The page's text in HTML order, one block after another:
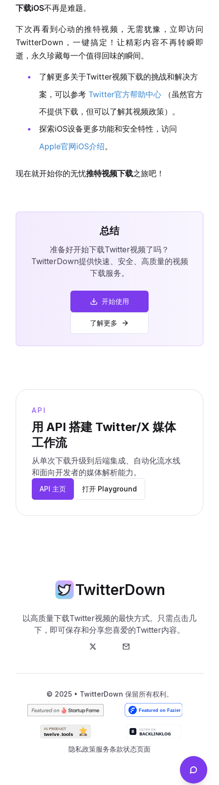
下载iOS不再是难题。
下次再看到心动的推特视频，无需犹豫，立即访问
TwitterDown，一键搞定！让精彩内容不再转瞬即
逝，永久珍藏每一个值得回味的瞬间。
了解更多关于Twitter视频下载的挑战和解决方
案，可以参考 Twitter官方帮助中心 （虽然官方
不提供下载，但可以了解其视频政策）。
探索iOS设备更多功能和安全特性，访问
Apple官网iOS介绍。
现在就开始你的无忧推特视频下载之旅吧！
总结
准备好开始下载Twitter视频了吗？
TwitterDown提供快速、安全、高质量的视频
下载服务。
开始使用
了解更多
API
用 API 搭建 Twitter/X 媒体
工作流
从单次下载升级到后端集成、自动化流水线
和面向开发者的媒体解析能力。
API 主页 打开 Playground
TwitterDown
以高质量下载Twitter视频的最快方式。只需点击几
下，即可保存和分享您喜爱的Twitter内容。
Twitter 邮箱
© 2025 • TwitterDown 保留所有权利。
隐私政策服务条款状态页面
Send